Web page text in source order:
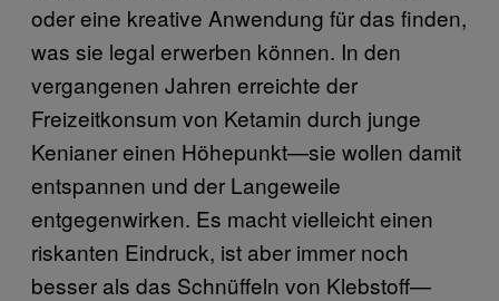
oder eine kreative Anwendung für das finden,
was sie legal erwerben können. In den
vergangenen Jahren erreichte der
Freizeitkonsum von Ketamin durch junge
Kenianer einen Höhepunkt—sie wollen damit
entspannen und der Langeweile
entgegenwirken. Es macht vielleicht einen
riskanten Eindruck, ist aber immer noch
besser als das Schnüffeln von Klebstoff—